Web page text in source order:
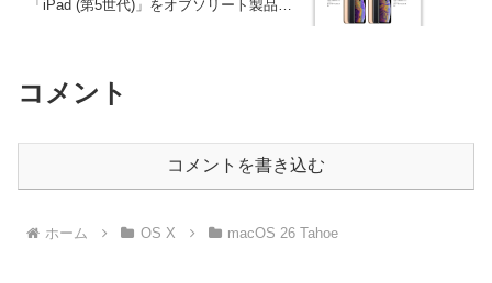
「iPad (第5世代)」をオブソリート製品に
コメント
コメントを書き込む
ホーム OS X macOS 26 Tahoe